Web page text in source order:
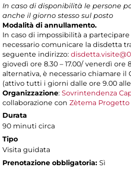
In caso di disponibilità le persone
anche il giorno stesso sul posto
Modalità di annullamento.
In caso di impossibilità a
necessario comunicare la disdetta
seguente indirizzo:
giovedì ore 8.30 – 17.00/ venerdì ore
alternativa, è necessario chiamare il
(attivo tutti i giorni dalle ore 9.00 alle
Organizzazione: Sovrintendenza
collaborazione con Zètema Progetto
Durata
90 minuti circa
Tipo
Visita guidata
Prenotazione obbligatoria: Sì